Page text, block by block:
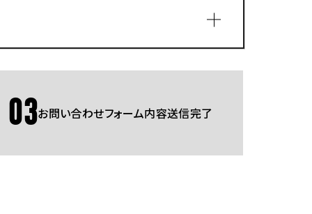
03お問い合わせフォーム内容送信完了